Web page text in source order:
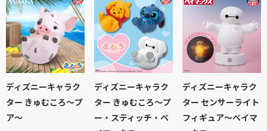
ディズニーキャラク
ター きゅむころ～プ
ア～
ディズニーキャラク
ター きゅむころ～プ
ー・スティッチ・ベ
ディズニーキャラク
ター センサーライト
フィギュア～ベイマ